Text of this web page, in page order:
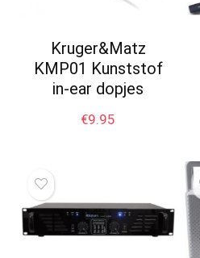
Kruger&Matz
KMP01 Kunststof
in-ear dopjes
€9.95